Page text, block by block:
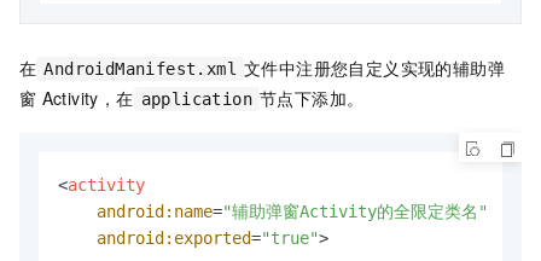
在 AndroidManifest.xml 文件中注册您自定义实现的辅助弹
窗 Activity，在 application 节点下添加。
<activity
android:name="辅助弹窗Activity的全限定类名"
android:exported="true">